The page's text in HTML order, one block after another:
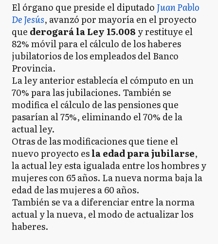
El órgano que preside el diputado Juan Pablo
De Jesús, avanzó por mayoría en el proyecto
que derogará la Ley 15.008 y restituye el
82% móvil para el cálculo de los haberes
jubilatorios de los empleados del Banco
Provincia.
La ley anterior establecía el cómputo en un
70% para las jubilaciones. También se
modifica el cálculo de las pensiones que
pasarían al 75%, eliminando el 70% de la
actual ley.
Otras de las modificaciones que tiene el
nuevo proyecto esla edad para jubilarse,
la actual ley esta igualada entre los hombres y
mujeres con 65 años. La nueva norma baja la
edad de las mujeres a 60 años.
También se va a diferenciar entre la norma
actual y la nueva, el modo de actualizar los
haberes.